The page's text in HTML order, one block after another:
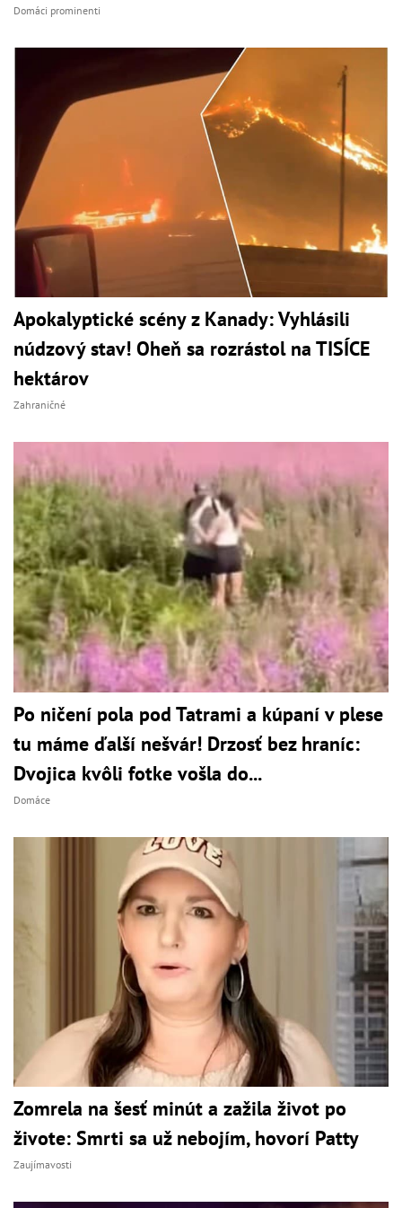
Domáci prominenti
Apokalyptické scény z Kanady: Vyhlásili
núdzový stav! Oheň sa rozrástol na TISÍCE
hektárov
Zahraničné
Po ničení pola pod Tatrami a kúpaní v plese
tu máme ďalší nešvár! Drzosť bez hraníc:
Dvojica kvôli fotke vošla do...
Domáce
Zomrela na šesť minút a zažila život po
živote: Smrti sa už nebojím, hovorí Patty
Zaujímavosti